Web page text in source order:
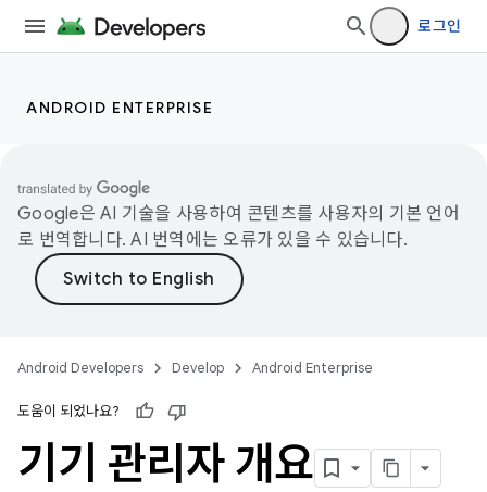
로그인
ANDROID ENTERPRISE
Google은 AI 기술을 사용하여 콘텐츠를 사용자의 기본 언어
로 번역합니다. AI 번역에는 오류가 있을 수 있습니다.
Android Developers Develop Android Enterprise
도움이 되었나요?
기기 관리자 개요